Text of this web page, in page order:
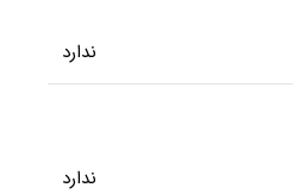
ندارد
ندارد